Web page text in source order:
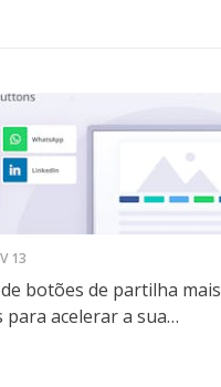
13
botões de partilha mais
acelerar a sua